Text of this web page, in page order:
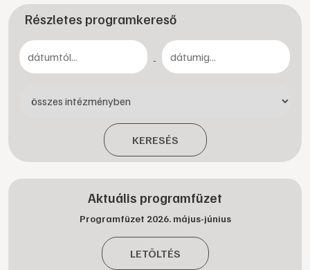
Részletes programkereső
-
KERESÉS
Aktuális programfüzet
Programfüzet 2026. május-június
LETÖLTÉS